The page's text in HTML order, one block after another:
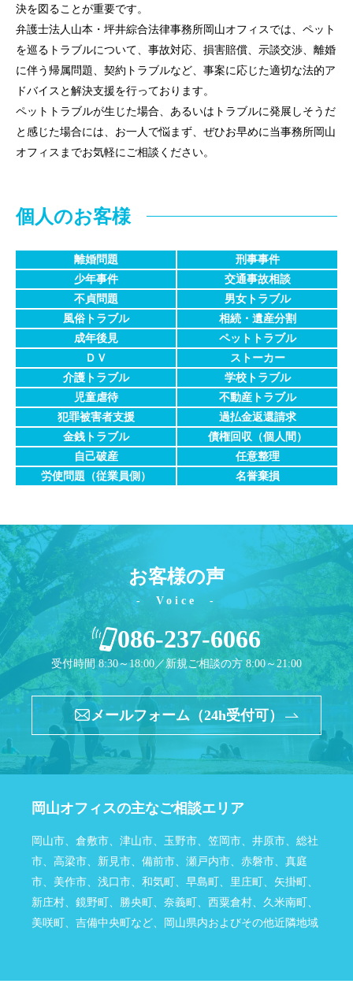
お客様の声
採用情報
法律相談継続サポートプラン
よくあるご質問
相談料無料の理由
リモート相談
面会交流サポート制度
サマークラーク・ウィンタークラーク募集
弁護士ブログ
資料ダウンロード
お問い合わせフォーム
決を図ることが重要です。
弁護士法人山本・坪井綜合法律事務所岡山オフィスでは、ペット
を巡るトラブルについて、事故対応、損害賠償、示談交渉、離婚
に伴う帰属問題、契約トラブルなど、事案に応じた適切な法的ア
ドバイスと解決支援を行っております。
ペットトラブルが生じた場合、あるいはトラブルに発展しそうだ
と感じた場合には、お一人で悩まず、ぜひお早めに当事務所岡山
オフィスまでお気軽にご相談ください。
個人のお客様
離婚問題
刑事事件
少年事件
交通事故相談
不貞問題
男女トラブル
風俗トラブル
相続・遺産分割
成年後見
ペットトラブル
ＤＶ
ストーカー
介護トラブル
学校トラブル
児童虐待
不動産トラブル
犯罪被害者支援
過払金返還請求
金銭トラブル
債権回収 （個人間）
自己破産
任意整理
労使問題 （従業員側） 名誉棄損
お客様の声
Voice
086-237-6066
受付時間 8:30～18:00／新規ご相談の方 8:00～21:00
メールフォーム（24h受付可）
岡山オフィスの主なご相談エリア
岡山市、倉敷市、津山市、玉野市、笠岡市、井原市、総社
市、高梁市、新見市、備前市、瀬戸内市、赤磐市、真庭
市、美作市、浅口市、和気町、早島町、里庄町、矢掛町、
新庄村、鏡野町、勝央町、奈義町、西粟倉村、久米南町、
美咲町、吉備中央町など、岡山県内およびその他近隣地域